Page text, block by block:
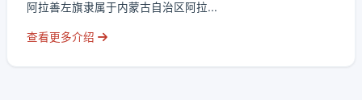
阿拉善左旗隶属于内蒙古自治区阿拉...
查看更多介绍